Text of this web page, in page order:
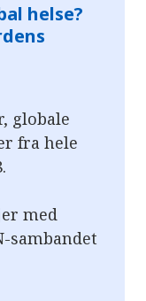
helse?
globale
fra hele
med
sambandet